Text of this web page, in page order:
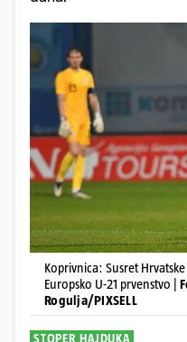
Koprivnica: Susret
Europsko U-21 prvenstvo |
Rogulja/PIXSELL
STOPER HAJDUKA